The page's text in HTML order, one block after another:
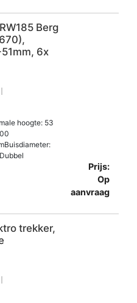
Berg
6x
hoogte: 53
Prijs:
Op
aanvraag
trekker,